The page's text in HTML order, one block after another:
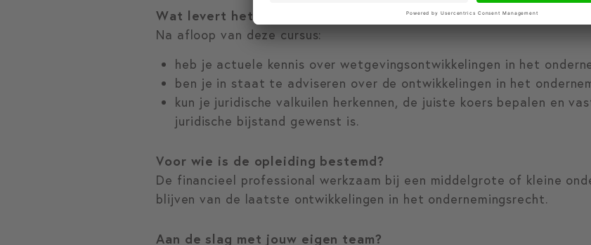
Wat levert het je op?
Na afloop van deze cursus:
heb je actuele kennis over wetgevingsontwikkelingen in het
ben je in staat te adviseren over de ontwikkelingen in het
kun je juridische valkuilen herkennen, de juiste koers bepalen en
juridische bijstand gewenst is.
Voor wie is de opleiding bestemd?
De financieel professional werkzaam bij een middelgrote of kleine
blijven van de laatste ontwikkelingen in het ondernemingsrecht.
Aan de slag met jouw eigen team?